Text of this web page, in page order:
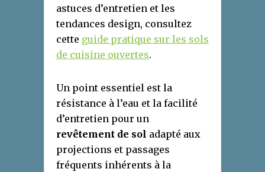
astuces d’entretien et les
tendances design, consultez
cette guide pratique sur les sols
de cuisine ouvertes.
Un point essentiel est la
résistance à l’eau et la facilité
d’entretien pour un
revêtement de sol adapté aux
projections et passages
fréquents inhérents à la